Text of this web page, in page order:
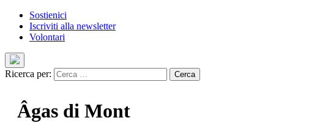
Sostienici
Iscriviti alla newsletter
Volontari
Ricerca per:
Âgas di Mont